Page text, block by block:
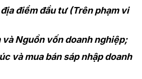
điểm đầu tư (Trên phạm vi
và Nguồn vốn doanh nghiệp;
và mua bán sáp nhập doanh